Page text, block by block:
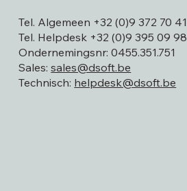
Tel. Algemeen +32 (0)9 372 70 41
Tel. Helpdesk +32 (0)9 395 09 98
Ondernemingsnr: 0455.351.751
Sales:sales@dsoft.be
Technisch: helpdesk@dsoft.be